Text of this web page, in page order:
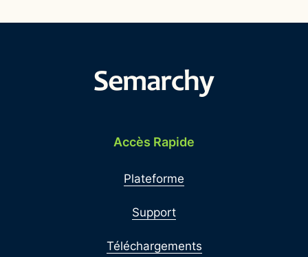
Accès Rapide
Plateforme
Support
Téléchargements